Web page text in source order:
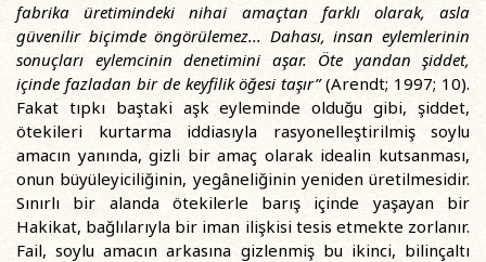
fabrika üretimindeki nihai amaçtan farklı olarak, asla
güvenilir biçimde öngörülemez... Dahası, insan eylemlerinin
sonuçları eylemcinin denetimini aşar. Öte yandan şiddet,
içinde fazladan bir de keyfilik öğesi taşır”(Arendt; 1997; 10).
Fakat tıpkı baştaki aşk eyleminde olduğu gibi, şiddet,
ötekileri kurtarma iddiasıyla rasyonelleştirilmiş soylu
amacın yanında, gizli bir amaç olarak idealin kutsanması,
onun büyüleyiciliğinin, yegâneliğinin yeniden üretilmesidir.
Sınırlı bir alanda ötekilerle barış içinde yaşayan bir
Hakikat, bağlılarıyla bir iman ilişkisi tesis etmekte zorlanır.
Fail, soylu amacın arkasına gizlenmiş bu ikinci, bilinçaltı